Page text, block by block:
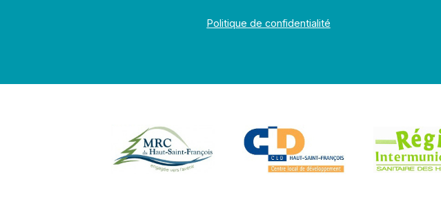
Politique de confidentialité